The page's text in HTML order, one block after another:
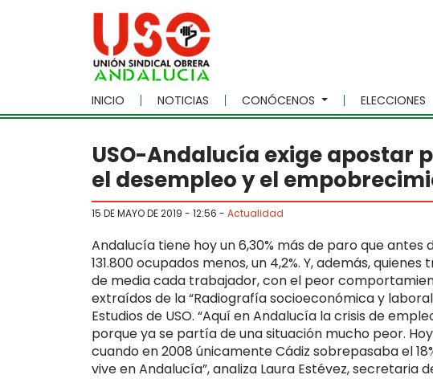
Skip to main content
INICIO NOTICIAS CONÓCENOS ELECCIONES
USO-Andalucía exige apostar
el desempleo y el
15 DE MAYO DE 2019 - 12:56 - Actualidad
Andalucía tiene hoy un 6,30% más de paro que antes
131.800 ocupados menos, un 4,2%. Y, además,
de media cada trabajador, con el peor
extraídos de la “Radiografía socioeconómica y
Estudios de USO. “Aquí en Andalucía la crisis de
porque ya se partía de una situación mucho peor.
cuando en 2008 únicamente Cádiz sobrepasaba el
vive en Andalucía”, analiza Laura Estévez, secretaria